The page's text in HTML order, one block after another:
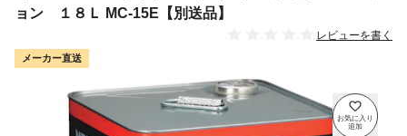
ョン １８Ｌ MC-15E【別送品】
レビューを書く
メーカー直送